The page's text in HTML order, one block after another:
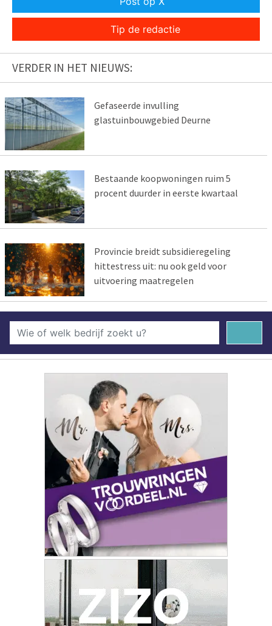
Tip de redactie
VERDER IN HET NIEUWS:
Gefaseerde invulling
glastuinbouwgebied Deurne
Bestaande koopwoningen ruim 5
procent duurder in eerste kwartaal
Provincie breidt subsidieregeling
hittestress uit: nu ook geld voor
uitvoering maatregelen